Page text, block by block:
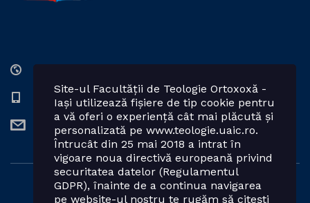
0232 201328; 0232 201102 int. 2424, 2423, 2425
teologie.ortodoxa@uaic.ro
Powered by: Facultatea de Teologie Ortodoxă - Iași
Site-ul Facultății de Teologie Ortoxoxă -
Iași utilizează fișiere de tip cookie pentru
a vă oferi o experiență cât mai plăcută și
personalizată pe www.teologie.uaic.ro.
Întrucât din 25 mai 2018 a intrat în
vigoare noua directivă europeană privind
securitatea datelor (Regulamentul
GDPR), înainte de a continua navigarea
pe website-ul nostru te rugăm să citești